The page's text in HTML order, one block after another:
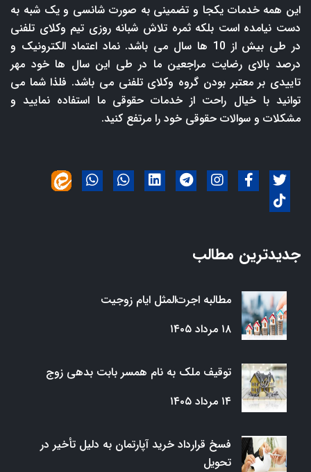
این همه خدمات یکجا و تضمینی به صورت شانسی و یک شبه به
دست نیامده است بلکه ثمره تلاش شبانه روزی تیم وکلای تلفنی
در طی بیش از 10 ها سال می باشد. نماد اعتماد الکترونیک و
درصد بالای رضایت مراجعین ما در طی این سال ها خود مهر
تاییدی بر معتبر بودن گروه وکلای تلفنی می باشد. فلذا شما می
توانید با خیال راحت از خدمات حقوقی ما استفاده نمایید و
مشکلات و سوالات حقوقی خود را مرتفع کنید.
جدیدترین مطالب
مطالبه اجرت‌المثل ایام زوجیت
۱۸ مرداد ۱۴۰۵
توقیف ملک به نام همسر بابت بدهی زوج
۱۴ مرداد ۱۴۰۵
فسخ قرارداد خرید آپارتمان به دلیل تأخیر در
تحویل